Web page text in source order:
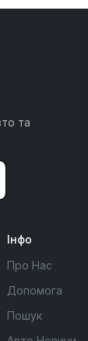
та
Інфо
Про Нас
Допомога
Пошук